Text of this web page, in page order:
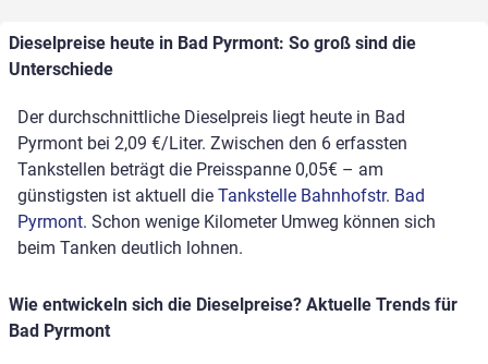
Dieselpreise heute in Bad Pyrmont: So groß sind die
Unterschiede
Der durchschnittliche Dieselpreis liegt heute in Bad
Pyrmont bei 2,09 €/Liter. Zwischen den 6 erfassten
Tankstellen beträgt die Preisspanne 0,05€ – am
günstigsten ist aktuell die Tankstelle Bahnhofstr. Bad
Pyrmont. Schon wenige Kilometer Umweg können sich
beim Tanken deutlich lohnen.
Wie entwickeln sich die Dieselpreise? Aktuelle Trends für
Bad Pyrmont